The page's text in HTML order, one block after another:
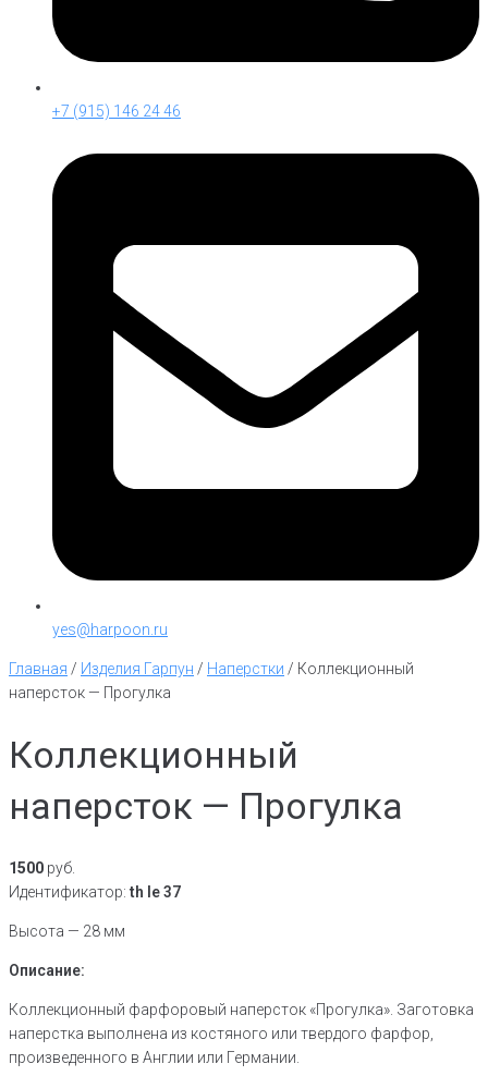
+7 (915) 146 24 46
yes@harpoon.ru
Главная / Изделия Гарпун / Наперстки / Коллекционный
наперсток — Прогулка
Коллекционный
наперсток — Прогулка
1500 руб.
Идентификатор:th le 37
Высота — 28 мм
Описание:
Коллекционный фарфоровый наперсток «Прогулка». Заготовка
наперстка выполнена из костяного или твердого фарфор,
произведенного в Англии или Германии.